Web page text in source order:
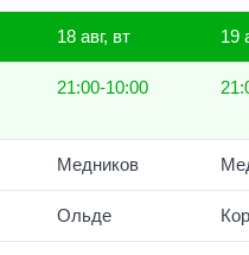
18 авг, вт 19
21:00-10:00
Медников
Ольде